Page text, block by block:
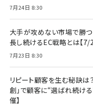
7月24日 8:30
大手が攻めない市場で勝つ
長し続けるEC戦略とは【7/
7月23日 8:30
リピート顧客を生む秘訣は
創」で顧客に“選ばれ続け
催】